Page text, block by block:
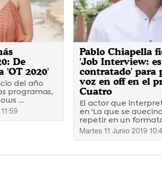
De
'OT 2020'
del año
programas,
...
Pablo Chiapella
'Job Interview:
contratado' para
voz en off en el
Cuatro
El actor que
en 'La que se
repetir en un
Martes 11 Junio 2019